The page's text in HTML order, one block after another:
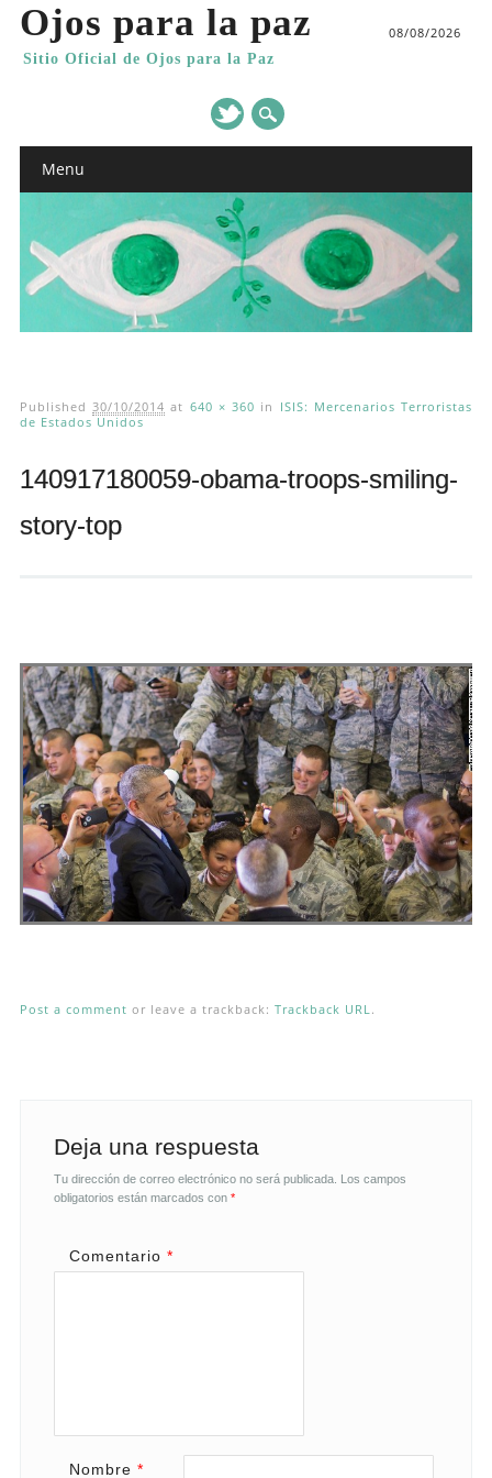
Ojos para la paz
Sitio Oficial de Ojos para la Paz
08/08/2026
Main menu
Menu
Published 30/10/2014 at 640 × 360 in ISIS: Mercenarios Terroristas
de Estados Unidos
140917180059-obama-troops-smiling-
story-top
Post a comment or leave a trackback: Trackback URL .
Deja una respuesta
Tu dirección de correo electrónico no será publicada. Los campos
obligatorios están marcados con *
Comentario *
Nombre *